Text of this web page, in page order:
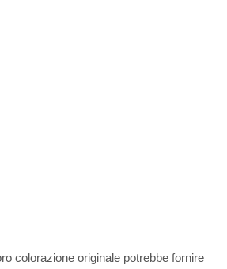
colorazione originale potrebbe fornire